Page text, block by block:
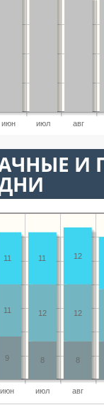
июн июл авг
И
июн июл авг
8
8
9
12
12
11
12
11
11